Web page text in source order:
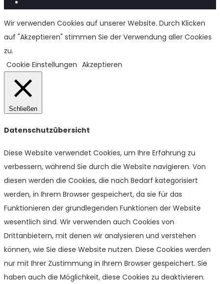
Wir verwenden Cookies auf unserer Website. Durch Klicken
auf "Akzeptieren" stimmen Sie der Verwendung aller Cookies
zu.
Cookie Einstellungen Akzeptieren
Schließen
Datenschutzübersicht
Diese Website verwendet Cookies, um Ihre Erfahrung zu
verbessern, während Sie durch die Website navigieren. Von
diesen werden die Cookies, die nach Bedarf kategorisiert
werden, in Ihrem Browser gespeichert, da sie für das
Funktionieren der grundlegenden Funktionen der Website
wesentlich sind. Wir verwenden auch Cookies von
Drittanbietern, mit denen wir analysieren und verstehen
können, wie Sie diese Website nutzen. Diese Cookies werden
nur mit Ihrer Zustimmung in Ihrem Browser gespeichert. Sie
haben auch die Möglichkeit, diese Cookies zu deaktivieren.